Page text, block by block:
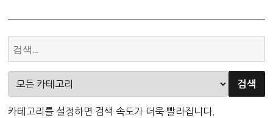
카테고리를 설정하면 검색 속도가 더욱 빨라집니다.